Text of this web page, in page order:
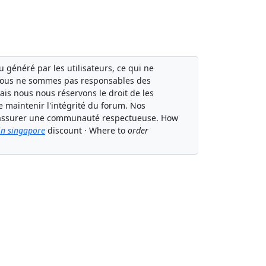
généré par les utilisateurs, ce qui ne
ne sommes pas responsables des
nous nous réservons le droit de les
maintenir l'intégrité du forum. Nos
une communauté respectueuse. How
singapore discount · Where to order